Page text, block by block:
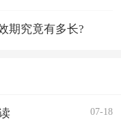
期究竟有多长?
07-18